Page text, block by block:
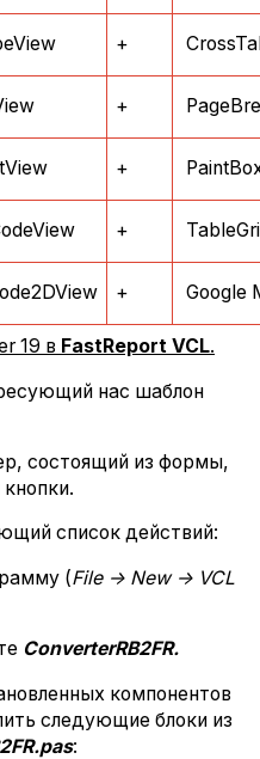
+
+
+
+
+ Google
19 в FastReport VCL.
нас шаблон
состоящий из формы,
список действий:
(File -> New -> VCL
ConverterRB2FR.
компонентов
следующие блоки из
: